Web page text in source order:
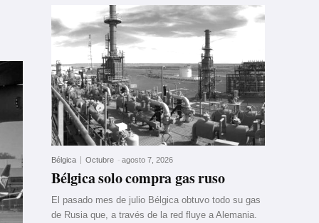
Bélgica Octubre - agosto 7, 2026
Bélgica solo compra gas ruso
El pasado mes de julio Bélgica obtuvo todo su gas
de Rusia que, a través de la red fluye a Alemania.